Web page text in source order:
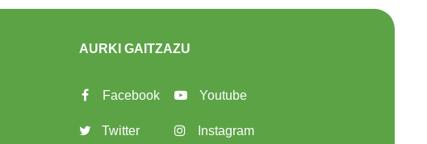
AURKI GAITZAZU
Facebook
Twitter
Youtube
Instagram